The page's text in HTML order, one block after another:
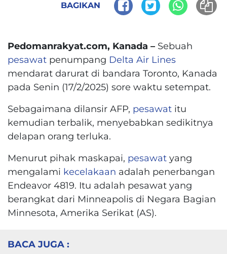
BAGIKAN
Pedomanrakyat.com, Kanada – Sebuah
pesawat penumpang Delta Air Lines
mendarat darurat di bandara Toronto, Kanada
pada Senin (17/2/2025) sore waktu setempat.
Sebagaimana dilansir AFP, pesawat itu
kemudian terbalik, menyebabkan sedikitnya
delapan orang terluka.
Menurut pihak maskapai, pesawat yang
mengalami kecelakaan adalah penerbangan
Endeavor 4819. Itu adalah pesawat yang
berangkat dari Minneapolis di Negara Bagian
Minnesota, Amerika Serikat (AS).
BACA JUGA :